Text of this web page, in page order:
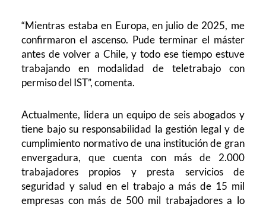
“Mientras estaba en Europa, en julio de 2025, me
confirmaron el ascenso. Pude terminar el máster
antes de volver a Chile, y todo ese tiempo estuve
trabajando en modalidad de teletrabajo con
permiso del IST”, comenta.
Actualmente, lidera un equipo de seis abogados y
tiene bajo su responsabilidad la gestión legal y de
cumplimiento normativo de una institución de gran
envergadura, que cuenta con más de 2.000
trabajadores propios y presta servicios de
seguridad y salud en el trabajo a más de 15 mil
empresas con más de 500 mil trabajadores a lo